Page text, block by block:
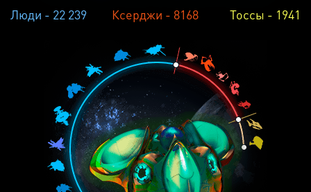
Люди - 22 239 Ксерджи - 8168 Тоссы - 1941